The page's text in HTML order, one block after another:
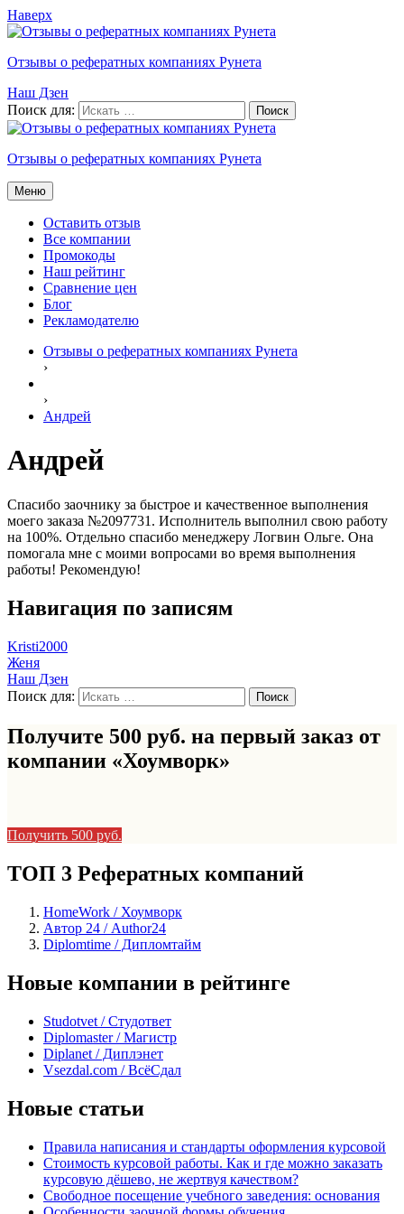
Наверх
Отзывы о рефератных компаниях Рунета
Наш Дзен
Поиск для:
Отзывы о рефератных компаниях Рунета
Меню
Оставить отзыв
Все компании
Промокоды
Наш рейтинг
Сравнение цен
Блог
Рекламодателю
Отзывы о рефератных компаниях Рунета
›
›
Андрей
Андрей
Спасибо заочнику за быстрое и качественное выполнения
моего заказа №2097731. Исполнитель выполнил свою работу
на 100%. Отдельно спасибо менеджеру Логвин Ольге. Она
помогала мне с моими вопросами во время выполнения
работы! Рекомендую!
Навигация по записям
Kristi2000
Женя
Наш Дзен
Поиск для:
Получите 500 руб. на первый заказ от
компании «Хоумворк»
Получить 500 руб.
ТОП 3 Рефератных компаний
HomeWork / Хоумворк
Автор 24 / Author24
Diplomtime / Дипломтайм
Новые компании в рейтинге
Studotvet / Студответ
Diplomaster / Магистр
Diplanet / Диплэнет
Vsezdal.com / ВсёСдал
Новые статьи
Правила написания и стандарты оформления курсовой
Стоимость курсовой работы. Как и где можно заказать
курсовую дёшево, не жертвуя качеством?
Свободное посещение учебного заведения: основания